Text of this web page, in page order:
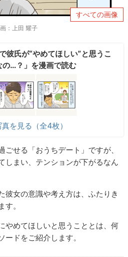
すべての画像
：上田 耀子
彼氏が“やめてほしい”と思うこ
の…？」を漫画で読む
を見る（全4枚）
せる「おうちデート」ですが、
しまい、テンションが下がるなん
彼女の意識や考え方は、ふたりき
。
やめてほしいと思うこととは、何
ドをご紹介します。